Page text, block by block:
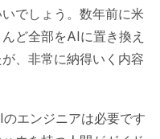
でしょう。数年前に米
ど全部をAIに置き換え
、非常に納得いく内容
エンジニアは必要です